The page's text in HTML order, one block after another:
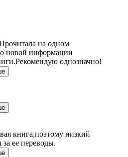
на одном
новой информации
однозначно!
книга,поэтому низкий
ее переводы.